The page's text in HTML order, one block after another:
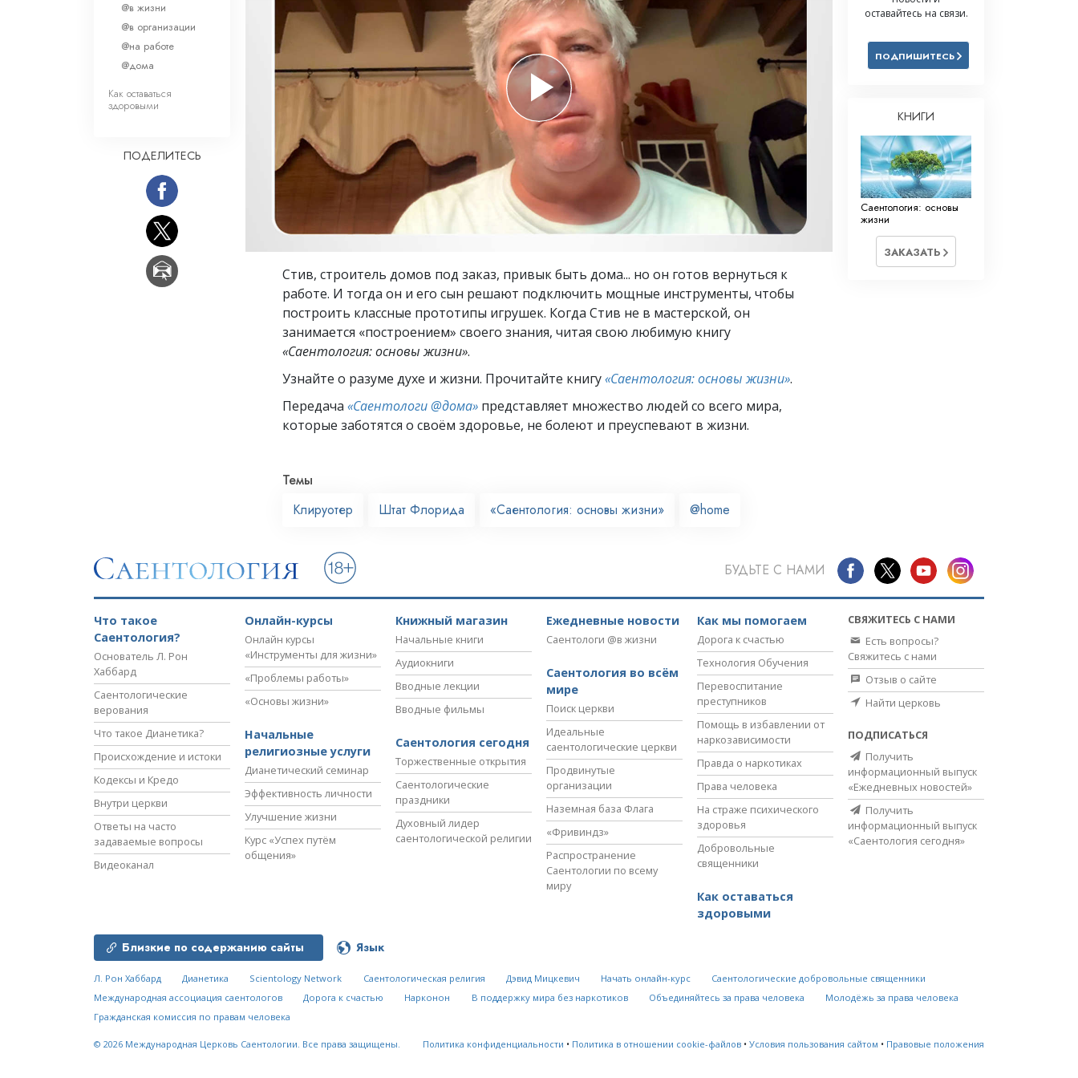
Что такое величие?
Решение проблемы наркотиков
Дети
Инструменты для использования
Этика и состояния
Причина подавления
Расследования
Основы организации
Основы связей с общественностью
Стив, строитель домов под заказ, привык быть дома... но он готов вернуться к
работе. И тогда он и его сын решают подключить мощные инструменты, чтобы
построить классные прототипы игрушек. Когда Стив не в мастерской, он
занимается «построением» своего знания, читая свою любимую книгу
«Саентология: основы жизни».
Узнайте о разуме духе и жизни. Прочитайте книгу«Саентология: основы жизни».
Передача «Саентологи @дома» представляет множество людей со всего мира,
которые заботятся о своём здоровье, не болеют и преуспевают в жизни.
Темы
Клируотер
Штат Флорида «Саентология: основы жизни» @home
@в жизни
@в организации
@на работе
@дома
Как оставаться
здоровыми
ПОДЕЛИТЕСЬ
оставайтесь на связи.
ПОДПИШИТЕСЬ
КНИГИ
Саентология: основы
жизни
ЗАКАЗАТЬ
БУДЬТЕ С НАМИ
Что такое
Саентология?
Основатель Л. Рон
Хаббард
Саентологические
верования
Что такое Дианетика?
Происхождение и истоки
Кодексы и Кредо
Внутри церкви
Ответы на часто
задаваемые вопросы
Видеоканал
Онлайн-курсы
Онлайн курсы
«Инструменты для жизни»
«Проблемы работы»
«Основы жизни»
Начальные
религиозные услуги
Дианетический семинар
Эффективность личности
Улучшение жизни
Курс «Успех путём
общения»
Книжный магазин
Начальные книги
Аудиокниги
Вводные лекции
Вводные фильмы
Саентология сегодня
Торжественные открытия
Саентологические
праздники
Духовный лидер
саентологической религии
Ежедневные новости
Саентологи @в жизни
Саентология во всём
мире
Поиск церкви
Идеальные
саентологические церкви
Продвинутые
организации
Наземная база Флага
«Фривиндз»
Распространение
Саентологии по всему
миру
Как мы помогаем
Дорога к счастью
Технология Обучения
Перевоспитание
преступников
Помощь в избавлении от
наркозависимости
Правда о наркотиках
Права человека
На страже психического
здоровья
Добровольные
священники
Как оставаться
здоровыми
СВЯЖИТЕСЬ С НАМИ
Есть вопросы?
Свяжитесь с нами
Отзыв о сайте
Найти церковь
ПОДПИСАТЬСЯ
Получить
информационный выпуск
«Ежедневных новостей»
Получить
информационный выпуск
«Саентология сегодня»
Близкие по содержанию сайты Язык
Л. Рон Хаббард Дианетика Scientology Network Саентологическая религия Дэвид Мицкевич Начать онлайн-курс
Саентологические добровольные священники
Международная ассоциация саентологов
Дорога к счастью Нарконон В поддержку мира без наркотиков Объединяйтесь за права человека
Молодёжь за права человека
Гражданская комиссия по правам человека
© 2026 Международная Церковь Саентологии. Все права защищены. Политика конфиденциальности • Политика в отношении cookie-файлов • Условия пользования сайтом • Правовые положения